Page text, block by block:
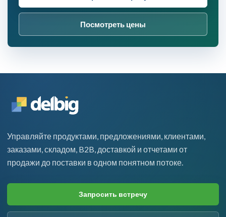
Посмотреть цены
Управляйте продуктами, предложениями, клиентами,
заказами, складом, B2B, доставкой и отчетами от
продажи до поставки в одном понятном потоке.
Запросить встречу